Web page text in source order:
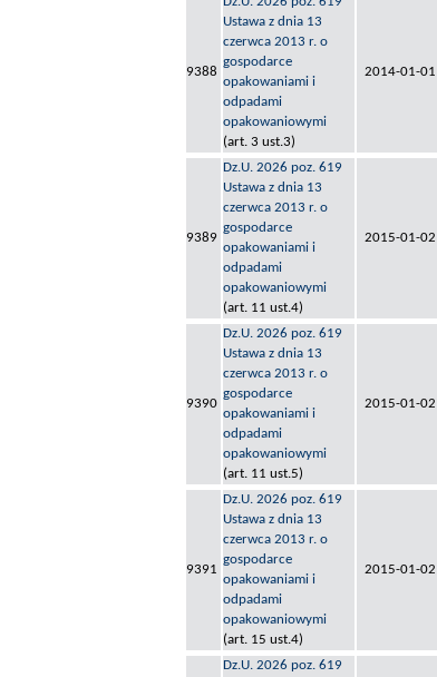
9388
Ustawa z dnia 13
czerwca 2013 r. o
gospodarce
opakowaniami i
odpadami
opakowaniowymi
(art. 3 ust.3)
2014-01-01
9389
Dz.U. 2026 poz. 619
Ustawa z dnia 13
czerwca 2013 r. o
gospodarce
opakowaniami i
odpadami
opakowaniowymi
(art. 11 ust.4)
2015-01-02
9390
Dz.U. 2026 poz. 619
Ustawa z dnia 13
czerwca 2013 r. o
gospodarce
opakowaniami i
odpadami
opakowaniowymi
(art. 11 ust.5)
2015-01-02
9391
Dz.U. 2026 poz. 619
Ustawa z dnia 13
czerwca 2013 r. o
gospodarce
opakowaniami i
odpadami
opakowaniowymi
(art. 15 ust.4)
2015-01-02
Dz.U. 2026 poz. 619